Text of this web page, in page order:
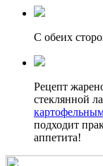
С обеих
Рецепт
стеклянной
подходит
аппетита!